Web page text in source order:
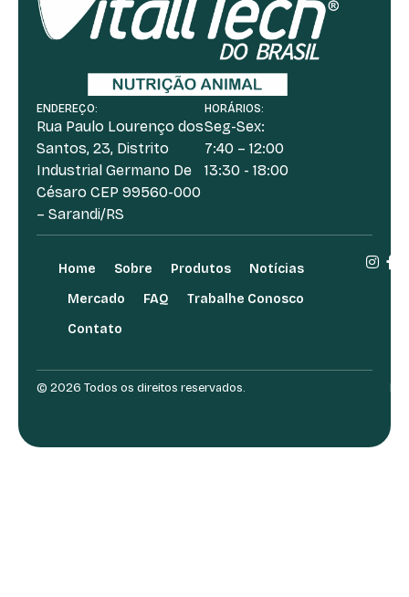
ENDEREÇO:
Rua Paulo Lourenço dos
Santos, 23, Distrito
Industrial Germano De
Césaro CEP 99560-000
– Sarandi/RS
HORÁRIOS:
Seg-Sex:
7:40 – 12:00
13:30 - 18:00
Home Sobre Produtos
Notícias
Mercado
FAQ
Trabalhe Conosco
Contato
© 2026 Todos os direitos reservados.